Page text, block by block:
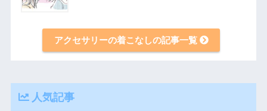
アクセサリーの着こなしの記事一覧
人気記事